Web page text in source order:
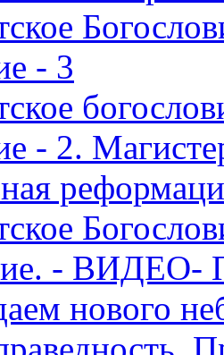
- 3
- 2.
- ВИДЕО-
нового